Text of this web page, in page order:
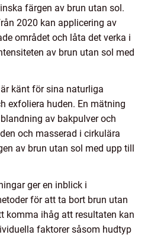
färgen av brun utan sol.
2020 kan applicering av
området och låta det verka i
av brun utan sol med
känt för sina naturliga
exfoliera huden. En mätning
av bakpulver och
och masserad i cirkulära
av brun utan sol med upp till
ger en inblick i
för att ta bort brun utan
komma ihåg att resultaten kan
faktorer såsom hudtyp